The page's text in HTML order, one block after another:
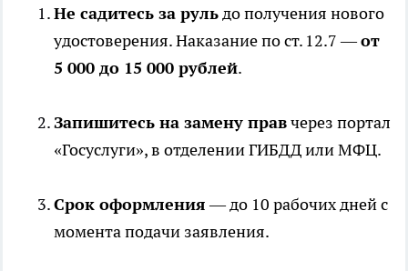
Не садитесь за рульдо получения нового
удостоверения. Наказание по ст. 12.7 —от
5 000 до 15 000 рублей.
Запишитесь на замену правчерез портал
«Госуслуги», в отделении ГИБДД или МФЦ.
Срок оформления— до 10 рабочих дней с
момента подачи заявления.